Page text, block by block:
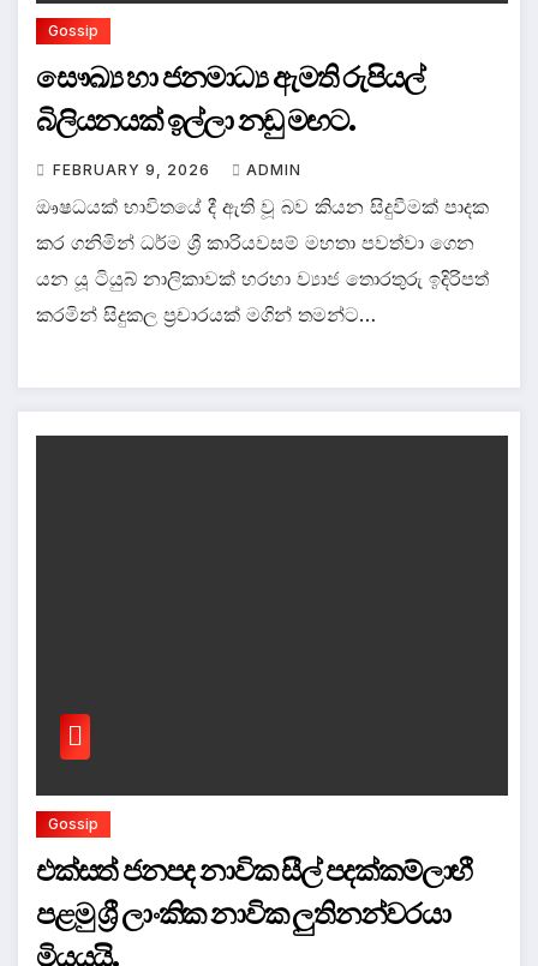
Gossip
සෞඛ්‍ය හා ජනමාධ්‍ය ඇමති රුපියල්
බිලියනයක් ඉල්ලා නඩු මඟට.
FEBRUARY 9, 2026 ADMIN
ඖෂධයක් භාවිතයේ දී ඇති වූ බව කියන සිදුවීමක් පාදක
කර ගනිමින් ධර්ම ශ්‍රී කාරියවසම් මහතා පවත්වා ගෙන
යන යූ ටියුබ් නාලිකාවක් හරහා ව්‍යාජ තොරතුරු ඉදිරිපත්
කරමින් සිදුකල ප්‍රචාරයක් මගින් තමන්ට…
Gossip
එක්සත් ජනපද නාවික සීල් පදක්කම්ලාභී
පළමු ශ්‍රී ලාංකික නාවික ලුතිනන්වරයා
මියයයි.